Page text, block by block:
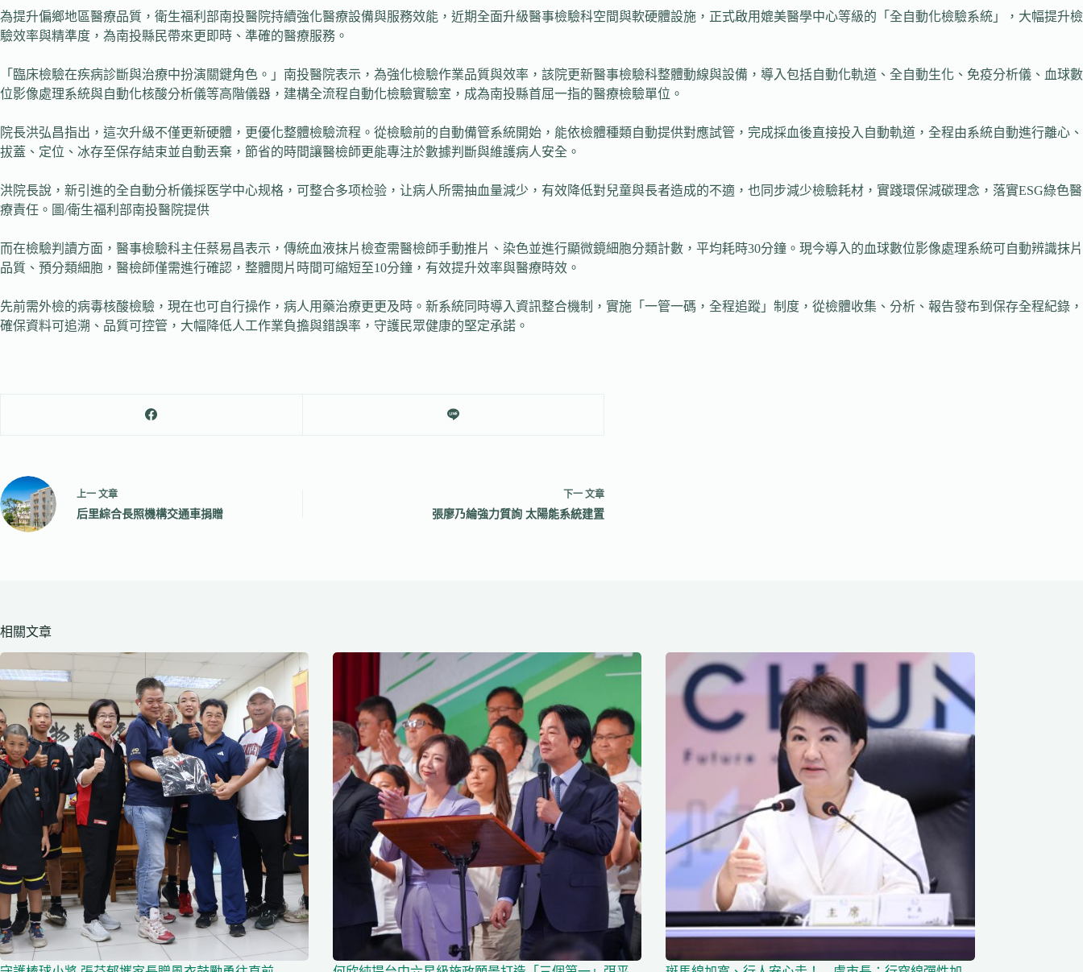
為提升偏鄉地區醫療品質，衛生福利部南投醫院持續強化醫療設備與服務效能，近期全面升級醫事檢驗科空間與軟硬體設施，正式啟用媲美醫學中心等級的「全自動化檢驗系統」，大幅提升檢
驗效率與精準度，為南投縣民帶來更即時、準確的醫療服務。
「臨床檢驗在疾病診斷與治療中扮演關鍵角色。」南投醫院表示，為強化檢驗作業品質與效率，該院更新醫事檢驗科整體動線與設備，導入包括自動化軌道、全自動生化、免疫分析儀、血球數
位影像處理系統與自動化核酸分析儀等高階儀器，建構全流程自動化檢驗實驗室，成為南投縣首屈一指的醫療檢驗單位。
院長洪弘昌指出，這次升級不僅更新硬體，更優化整體檢驗流程。從檢驗前的自動備管系統開始，能依檢體種類自動提供對應試管，完成採血後直接投入自動軌道，全程由系統自動進行離心、
拔蓋、定位、冰存至保存結束並自動丟棄，節省的時間讓醫檢師更能專注於數據判斷與維護病人安全。
洪院長說，新引進的全自動分析儀採医学中心规格，可整合多项检验，让病人所需抽血量減少，有效降低對兒童與長者造成的不適，也同步減少檢驗耗材，實踐環保減碳理念，落實ESG綠色醫
療責任。圖/衛生福利部南投醫院提供
而在檢驗判讀方面，醫事檢驗科主任蔡易昌表示，傳統血液抹片檢查需醫檢師手動推片、染色並進行顯微鏡細胞分類計數，平均耗時30分鐘。現今導入的血球數位影像處理系統可自動辨識抹片
品質、預分類細胞，醫檢師僅需進行確認，整體閱片時間可縮短至10分鐘，有效提升效率與醫療時效。
先前需外檢的病毒核酸檢驗，現在也可自行操作，病人用藥治療更更及時。新系統同時導入資訊整合機制，實施「一管一碼，全程追蹤」制度，從檢體收集、分析、報告發布到保存全程紀錄，
確保資料可追溯、品質可控管，大幅降低人工作業負擔與錯誤率，守護民眾健康的堅定承諾。
上一 文章
后里綜合長照機構交通車捐贈
下一 文章
張廖乃綸強力質詢 太陽能系統建置
相關文章